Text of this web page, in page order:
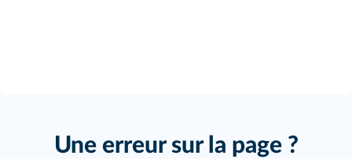
Une erreur sur la page ?